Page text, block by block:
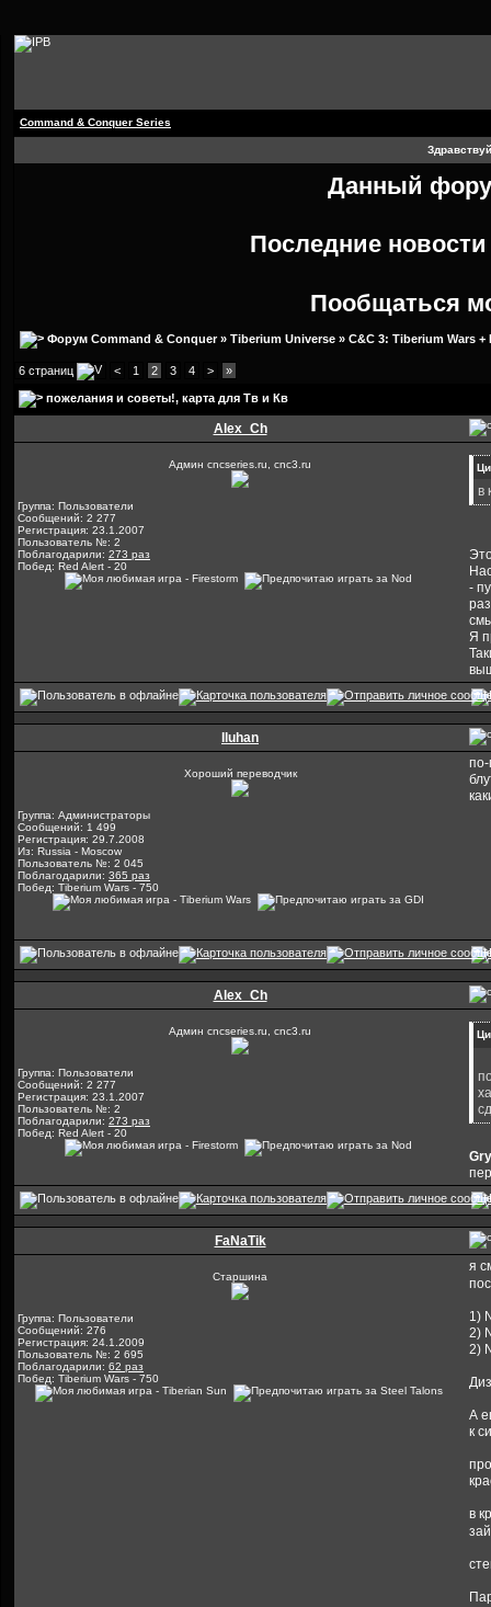
Command & Conquer Series
Данный
Последние
Пообщаться
Форум Command & Conquer» Tiberium Universe » C&C 3: Tiberium Wars +
6 страниц < 1 2 3 4 > »
пожелания и советы!, карта для Тв и Кв
Alex_Ch
Админ cncseries.ru, cnc3.ru
Группа: Пользователи
Сообщений: 2 277
Регистрация: 23.1.2007
Пользователь №: 2
Поблагодарили: 273 раз
Побед: Red Alert - 20
в
-
Я
Iluhan
Хороший переводчик
Группа: Администраторы
Сообщений: 1 499
Регистрация: 29.7.2008
Из: Russia - Moscow
Пользователь №: 2 045
Поблагодарили: 365 раз
Побед: Tiberium Wars - 750
Alex_Ch
Админ cncseries.ru, cnc3.ru
Группа: Пользователи
Сообщений: 2 277
Регистрация: 23.1.2007
Пользователь №: 2
Поблагодарили: 273 раз
Побед: Red Alert - 20
FaNaTik
Старшина
Группа: Пользователи
Сообщений: 276
Регистрация: 24.1.2009
Пользователь №: 2 695
Поблагодарили: 62 раз
Побед: Tiberium Wars - 750
я
1)
2)
2)
А
к
в